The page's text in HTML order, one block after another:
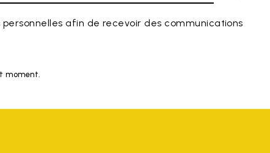
afin de recevoir des communications
moment.